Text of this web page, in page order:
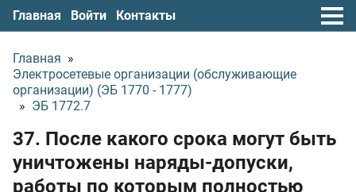
Главная Войти Контакты
Главная »
Электросетевые организации (обслуживающие
организации) (ЭБ 1770 - 1777)
» ЭБ 1772.7
37. После какого срока могут быть
уничтожены наряды-допуски,
работы по которым полностью